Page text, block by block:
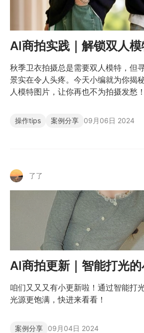
AI商拍实践｜解锁双人
秋季卫衣拍摄总是需要双人模特，但
景实在令人头疼。今天小编就为你揭
人模特图片，让你再也不为拍摄发愁！
操作tips 案例分享 09月06日 2024
了了
AI商拍更新｜智能打光
咱们又又又有小更新啦！通过智能打
光源更饱满，快进来看看！
案例分享 09月04日 2024